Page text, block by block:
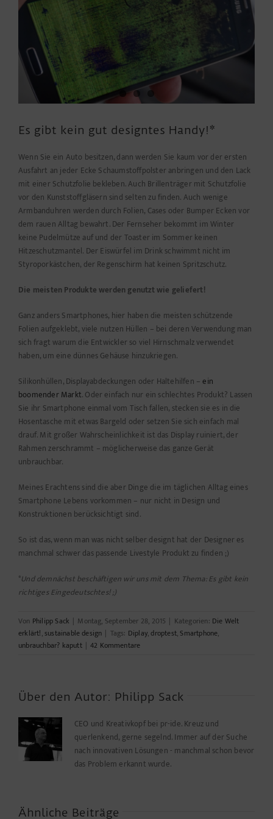
Es gibt kein gut designtes Handy!*
Wenn Sie ein Auto besitzen, dann werden Sie kaum vor der ersten
Ausfahrt an jeder Ecke Schaumstoffpolster anbringen und den Lack
mit einer Schutzfolie bekleben. Auch Brillenträger mit Schutzfolie
vor den Kunststoffgläsern sind selten zu finden. Auch wenige
Armbanduhren werden durch Folien, Cases oder Bumper Ecken vor
dem rauen Alltag bewahrt. Der Fernseher bekommt im Winter
keine Pudelmütze auf und der Toaster im Sommer keinen
Hitzeschutzmantel. Der Eiswürfel im Drink schwimmt nicht im
Styroporkästchen, der Regenschirm hat keinen Spritzschutz.
Die meisten Produkte werden genutzt wie geliefert!
Ganz anders Smartphones, hier haben die meisten schützende
Folien aufgeklebt, viele nutzen Hüllen – bei deren Verwendung man
sich fragt warum die Entwickler so viel Hirnschmalz verwendet
haben, um eine dünnes Gehäuse hinzukriegen.
Silikonhüllen, Displayabdeckungen oder Haltehilfen –ein
boomender Markt. Oder einfach nur ein schlechtes Produkt? Lassen
Sie ihr Smartphone einmal vom Tisch fallen, stecken sie es in die
Hosentasche mit etwas Bargeld oder setzen Sie sich einfach mal
drauf. Mit großer Wahrscheinlichkeit ist das Display ruiniert, der
Rahmen zerschrammt – möglicherweise das ganze Gerät
unbrauchbar.
Meines Erachtens sind die aber Dinge die im täglichen Alltag eines
Smartphone Lebens vorkommen – nur nicht in Design und
Konstruktionen berücksichtigt sind.
So ist das, wenn man was nicht selber designt hat der Designer es
manchmal schwer das passende Livestyle Produkt zu finden ;)
*Und demnächst beschäftigen wir uns mit dem Thema: Es gibt kein
richtiges Eingedeutschtes! ;)
Von Philipp Sack | Montag, September 28, 2015 | Kategorien: Die Welt
erklärt!,sustainable design | Tags: Diplay,droptest,Smartphone,
unbrauchbar? kaputt | 42 Kommentare
Über den Autor: Philipp Sack
CEO und Kreativkopf bei pr-ide. Kreuz und
querlenkend, gerne segelnd. Immer auf der Suche
nach innovativen Lösungen - manchmal schon bevor
das Problem erkannt wurde.
Ähnliche Beiträge